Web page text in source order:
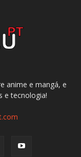
anime e mangá, e
e tecnologia!